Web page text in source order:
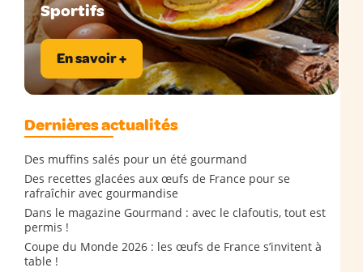
Sportifs
En savoir +
Dernières actualités
Des muffins salés pour un été gourmand
Des recettes glacées aux œufs de France pour se
rafraîchir avec gourmandise
Dans le magazine Gourmand : avec le clafoutis, tout est
permis !
Coupe du Monde 2026 : les œufs de France s’invitent à
table !